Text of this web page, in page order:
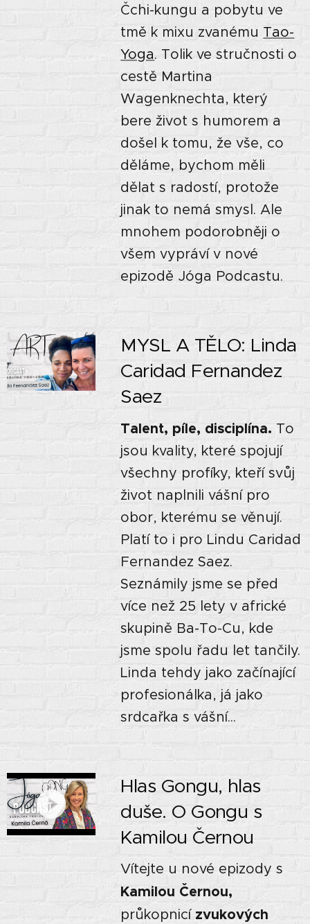
Čchi-kungu a pobytu ve
tmě k mixu zvanému Tao-
Yoga. Tolik ve stručnosti o
cestě Martina
Wagenknechta, který
bere život s humorem a
došel k tomu, že vše, co
děláme, bychom měli
dělat s radostí, protože
jinak to nemá smysl. Ale
mnohem podorobněji o
všem vypráví v nové
epizodě Jóga Podcastu.
MYSL A TĚLO: Linda
Caridad Fernandez
Saez
Talent, píle, disciplína. To
jsou kvality, které spojují
všechny profíky, kteří svůj
život naplnili vášní pro
obor, kterému se věnují.
Platí to i pro Lindu Caridad
Fernandez Saez.
Seznámily jsme se před
více než 25 lety v africké
skupině Ba-To-Cu, kde
jsme spolu řadu let tančily.
Linda tehdy jako začínající
profesionálka, já jako
srdcařka s vášní...
Hlas Gongu, hlas
duše. O Gongu s
Kamilou Černou
Vítejte u nové epizody s
Kamilou Černou,
průkopnicí zvukových